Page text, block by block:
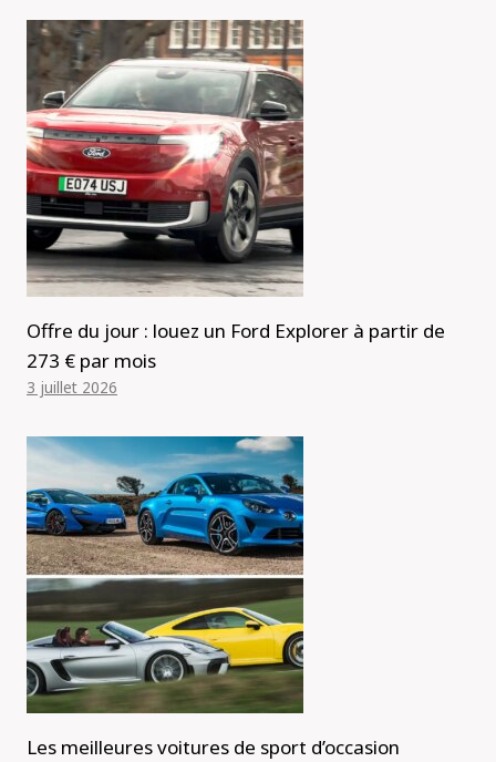
Offre du jour : louez un Ford Explorer à partir de
273 € par mois
3 juillet 2026
Les meilleures voitures de sport d’occasion